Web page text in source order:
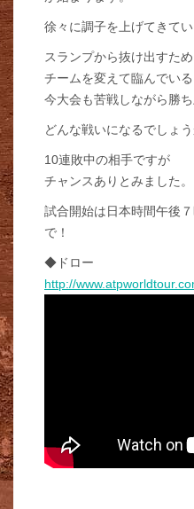
徐々に調子を上げてきてい
スランプから抜け出すため
チームを変えて臨んでい
今大会も苦戦しながら勝
どんな戦いになるでしょう
10連敗中の相手ですが
チャンスありとみました。
試合開始は日本時間午後
で！
◆ドロー
http://